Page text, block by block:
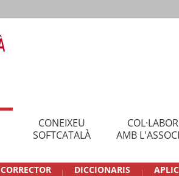
CONEIXEU
SOFTCATALÀ
AMB
CORRECTOR DICCIONARIS